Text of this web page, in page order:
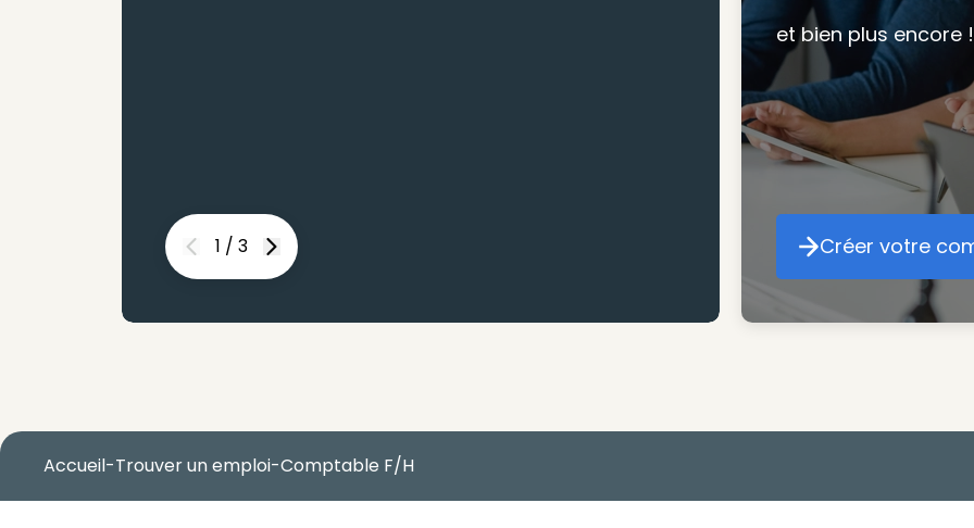
votre recherche,
mesure pour
atteindre vos
1 / 3
Next
et bien plus encore !
Créer votre
Accueil-Trouver un emploi-Comptable F/H